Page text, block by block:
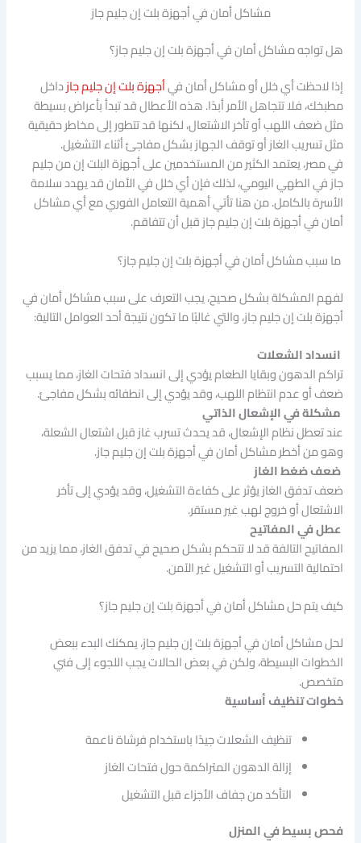
مشاكل أمان في أجهزة بلت إن جليم جاز
هل تواجه مشاكل أمان في أجهزة بلت إن جليم جاز؟
إذا لاحظت أي خلل أو مشاكل أمان فيأجهزة بلت إن جليم جازداخل
مطبخك، فلا تتجاهل الأمر أبدًا. هذه الأعطال قد تبدأ بأعراض بسيطة
مثل ضعف اللهب أو تأخر الاشتعال، لكنها قد تتطور إلى مخاطر حقيقية
مثل تسريب الغاز أو توقف الجهاز بشكل مفاجئ أثناء التشغيل.
في مصر، يعتمد الكثير من المستخدمين على أجهزة البلت إن من جليم
جاز في الطهي اليومي، لذلك فإن أي خلل في الأمان قد يهدد سلامة
الأسرة بالكامل. من هنا تأتي أهمية التعامل الفوري مع أي مشاكل
أمان في أجهزة بلت إن جليم جاز قبل أن تتفاقم.
ما سبب مشاكل أمان في أجهزة بلت إن جليم جاز؟
لفهم المشكلة بشكل صحيح، يجب التعرف على سبب مشاكل أمان في
أجهزة بلت إن جليم جاز، والتي غالبًا ما تكون نتيجة أحد العوامل التالية:
انسداد الشعلات
تراكم الدهون وبقايا الطعام يؤدي إلى انسداد فتحات الغاز، مما يسبب
ضعف أو عدم انتظام اللهب، وقد يؤدي إلى انطفائه بشكل مفاجئ.
مشكلة في الإشعال الذاتي
عند تعطل نظام الإشعال، قد يحدث تسرب غاز قبل اشتعال الشعلة،
وهو من أخطر مشاكل أمان في أجهزة بلت إن جليم جاز.
ضعف ضغط الغاز
ضعف تدفق الغاز يؤثر على كفاءة التشغيل، وقد يؤدي إلى تأخر
الاشتعال أو خروج لهب غير مستقر.
عطل في المفاتيح
المفاتيح التالفة قد لا تتحكم بشكل صحيح في تدفق الغاز، مما يزيد من
احتمالية التسريب أو التشغيل غير الآمن.
كيف يتم حل مشاكل أمان في أجهزة بلت إن جليم جاز؟
لحل مشاكل أمان في أجهزة بلت إن جليم جاز، يمكنك البدء ببعض
الخطوات البسيطة، ولكن في بعض الحالات يجب اللجوء إلى فني
متخصص.
خطوات تنظيف أساسية
تنظيف الشعلات جيدًا باستخدام فرشاة ناعمة
إزالة الدهون المتراكمة حول فتحات الغاز
التأكد من جفاف الأجزاء قبل التشغيل
فحص بسيط في المنزل